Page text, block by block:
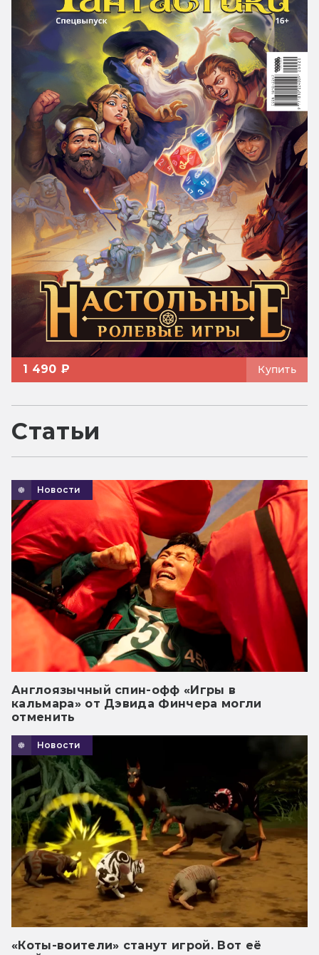
1 490 ₽ Купить
Статьи
Новости
Англоязычный спин-офф «Игры в
кальмара» от Дэвида Финчера могли
отменить
Новости
«Коты-воители» станут игрой. Вот её